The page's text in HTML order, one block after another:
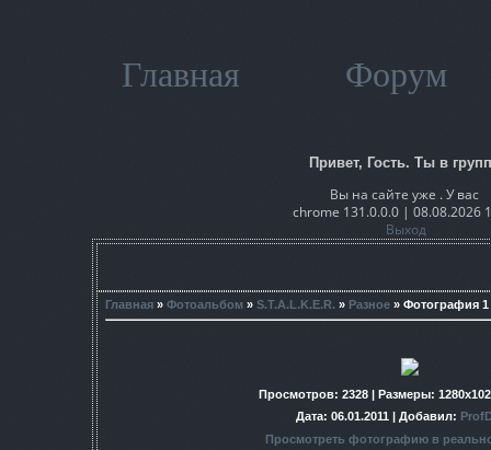
Главная Форум
Привет, Гость. Ты в
Вы на сайте уже . У вас
chrome 131.0.0.0 | 08.08.2026
Выход
Главная » Фотоальбом » S.T.A.L.K.E.R. » Разное » Фотография 1
Просмотров: 2328 | Размеры:
Дата: 06.01.2011 | Добавил:
Просмотреть фотографию в